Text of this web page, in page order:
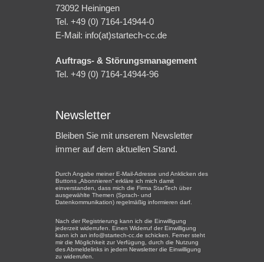
73092 Heiningen
Tel. +49 (0) 7164-14944-0
E-Mail: info(at)startech-cc.de
Auftrags- & Störungsmanagement
Tel. +49 (0) 7164-14944-96
Newsletter
Bleiben Sie mit unserem Newsletter
immer auf dem aktuellen Stand.
Durch Angabe meiner E-Mail-Adresse und Anklicken des
Buttons „Abonnieren“ erkläre ich mich damit
einverstanden, dass mich die Firma StarTech über
ausgewählte Themen (Sprach- und
Datenkommunikation) regelmäßig informieren darf.
Nach der Registrierung kann ich die Einwilligung
jederzeit widerrufen. Einen Widerruf der Einwilligung
kann ich an info@startech-cc.de schicken. Ferner steht
mir die Möglichkeit zur Verfügung, durch die Nutzung
des Abmeldelinks in jedem Newsletter die Einwilligung
zu widerrufen.